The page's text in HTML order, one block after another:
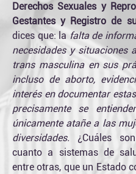
Derechos Sexuales y
Gestantes y Registro de
dices que: la falta de
necesidades y situaciones
trans masculina en sus
incluso de aborto,
interés en documentar
precisamente se
únicamente atañe a las
diversidades. ¿Cuáles
cuanto a sistemas de
entre otras, que un Estado